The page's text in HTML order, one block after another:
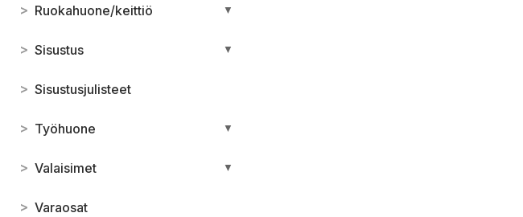
> Ruokahuone/keittiö ▼
> Sisustus ▼
> Sisustusjulisteet
> Työhuone ▼
> Valaisimet ▼
> Varaosat